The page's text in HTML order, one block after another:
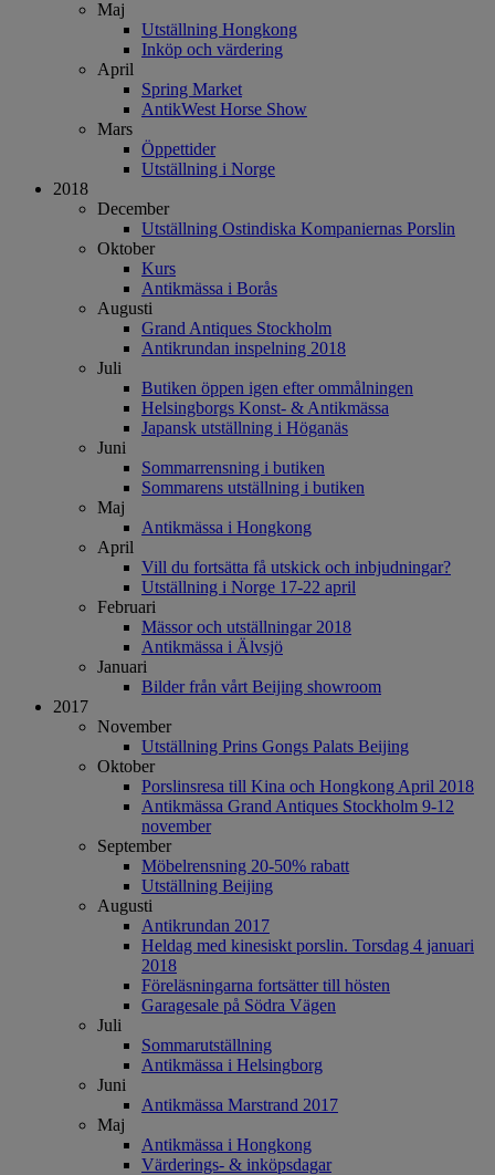
Maj
Utställning Hongkong
Inköp och värdering
April
Spring Market
AntikWest Horse Show
Mars
Öppettider
Utställning i Norge
2018
December
Utställning Ostindiska Kompaniernas Porslin
Oktober
Kurs
Antikmässa i Borås
Augusti
Grand Antiques Stockholm
Antikrundan inspelning 2018
Juli
Butiken öppen igen efter ommålningen
Helsingborgs Konst- & Antikmässa
Japansk utställning i Höganäs
Juni
Sommarrensning i butiken
Sommarens utställning i butiken
Maj
Antikmässa i Hongkong
April
Vill du fortsätta få utskick och inbjudningar?
Utställning i Norge 17-22 april
Februari
Mässor och utställningar 2018
Antikmässa i Älvsjö
Januari
Bilder från vårt Beijing showroom
2017
November
Utställning Prins Gongs Palats Beijing
Oktober
Porslinsresa till Kina och Hongkong April 2018
Antikmässa Grand Antiques Stockholm 9-12
november
September
Möbelrensning 20-50% rabatt
Utställning Beijing
Augusti
Antikrundan 2017
Heldag med kinesiskt porslin. Torsdag 4 januari
2018
Föreläsningarna fortsätter till hösten
Garagesale på Södra Vägen
Juli
Sommarutställning
Antikmässa i Helsingborg
Juni
Antikmässa Marstrand 2017
Maj
Antikmässa i Hongkong
Värderings- & inköpsdagar